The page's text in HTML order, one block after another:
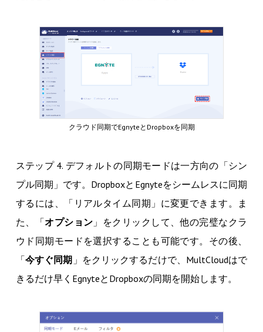
クラウド同期でEgnyteとDropboxを同期
ステップ 4. デフォルトの同期モードは一方向の「シン
プル同期」です。DropboxとEgnyteをシームレスに同期
するには、「リアルタイム同期」に変更できます。ま
た、「オプション 」をクリックして、他の完璧なクラ
ウド同期モードを選択することも可能です。その後、
「今すぐ同期 」をクリックするだけで、MultCloudはで
きるだけ早くEgnyteとDropboxの同期を開始します。